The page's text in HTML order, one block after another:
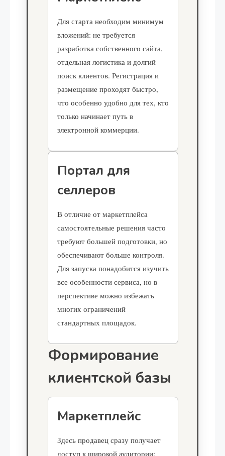
Для старта необходим минимум
вложений: не требуется
разработка собственного сайта,
отдельная логистика и долгий
поиск клиентов. Регистрация и
размещение проходят быстро,
что особенно удобно для тех, кто
только начинает путь в
электронной коммерции.
Портал для
селлеров
В отличие от маркетплейса
самостоятельные решения часто
требуют большей подготовки, но
обеспечивают больше контроля.
Для запуска понадобится изучить
все особенности сервиса, но в
перспективе можно избежать
многих ограничений
стандартных площадок.
Формирование
клиентской базы
Маркетплейс
Здесь продавец сразу получает
доступ к широкой аудитории: